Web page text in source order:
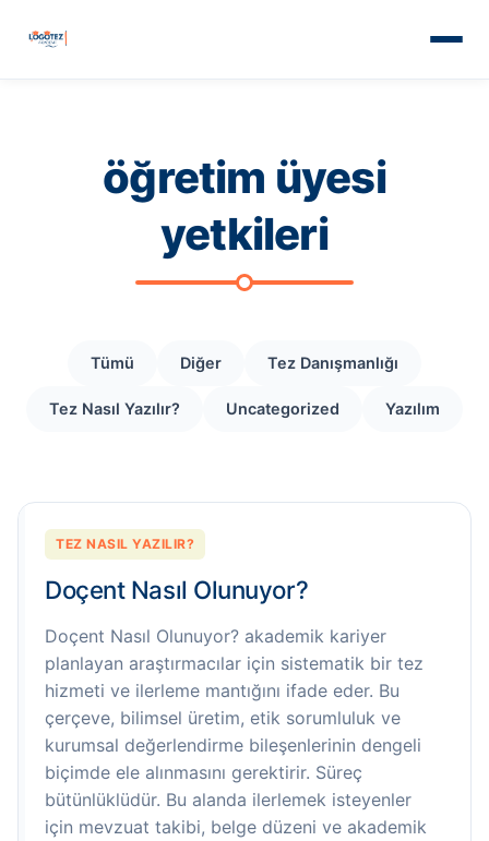
öğretim üyesi
yetkileri
Tümü Diğer Tez Danışmanlığı
Tez Nasıl Yazılır? Uncategorized Yazılım
TEZ NASIL YAZILIR?
Doçent Nasıl Olunuyor?
Doçent Nasıl Olunuyor? akademik kariyer
planlayan araştırmacılar için sistematik bir tez
hizmeti ve ilerleme mantığını ifade eder. Bu
çerçeve, bilimsel üretim, etik sorumluluk ve
kurumsal değerlendirme bileşenlerinin dengeli
biçimde ele alınmasını gerektirir. Süreç
bütünlüklüdür. Bu alanda ilerlemek isteyenler
için mevzuat takibi, belge düzeni ve akademik